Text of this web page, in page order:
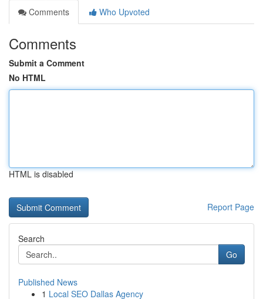
Comments
Who Upvoted
Comments
Submit a Comment
No HTML
HTML is disabled
Report Page
Search
Go
Published News
1 Local SEO Dallas Agency